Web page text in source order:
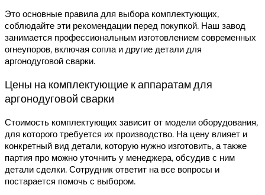
Это основные правила для выбора комплектующих,
соблюдайте эти рекомендации перед покупкой. Наш завод
занимается профессиональным изготовлением современных
огнеупоров, включая сопла и другие детали для
аргонодуговой сварки.
Цены на комплектующие к аппаратам для
аргонодуговой сварки
Стоимость комплектующих зависит от модели оборудования,
для которого требуется их производство. На цену влияет и
конкретный вид детали, которую нужно изготовить, а также
партия про можно уточнить у менеджера, обсудив с ним
детали сделки. Сотрудник ответит на все вопросы и
постарается помочь с выбором.